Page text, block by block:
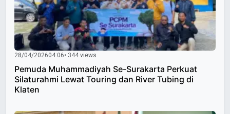
28/04/202604:06• 344 views
Pemuda Muhammadiyah Se-Surakarta Perkuat
Silaturahmi Lewat Touring dan River Tubing di
Klaten